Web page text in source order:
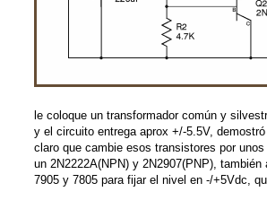
le coloque un transformador común y
y el circuito entrega aprox +/-5.5V,
claro que cambie esos transistores por
un 2N2222A(NPN) y 2N2907(PNP), también
7905 y 7805 para fijar el nivel en -/+5Vdc,